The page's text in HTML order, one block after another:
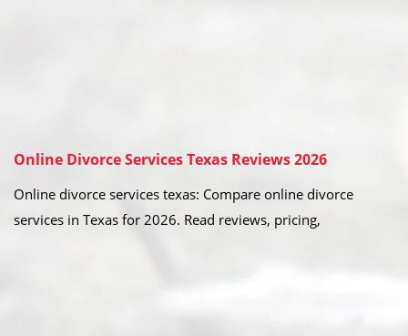
Online Divorce Services Texas Reviews 2026
Online divorce services texas: Compare online divorce
services in Texas for 2026. Read reviews, pricing,